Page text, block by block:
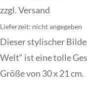
zzgl.Versand
Lieferzeit: nicht angegeben
Dieser stylischer
Welt“ ist eine tolle
Größe von 30 x 21 cm.